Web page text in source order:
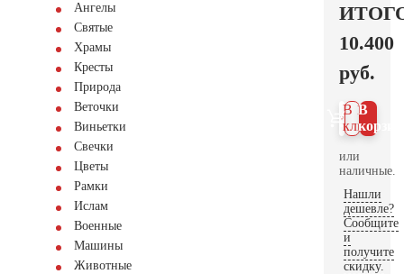
Ангелы
Святые
Храмы
Кресты
Природа
Веточки
Виньетки
Свечки
Цветы
Рамки
Ислам
Военные
Машины
Животные
10.400
руб.
В
В 1
клик
или
наличные.
Нашли
дешевле?
Сообщите
и
получите
скидку.